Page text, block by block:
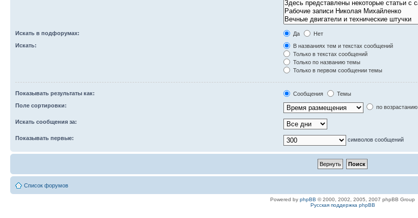
Искать в подфорумах: Да
Нет
Искать:
В названиях тем и текстах сообщений
Только в текстах сообщений
Только по названию темы
Только в первом сообщении темы
Показывать результаты как: Сообщения
Темы
Поле сортировки:
по возрастанию
Искать сообщения за:
Показывать первые: символов сообщений
Список форумов
Powered by phpBB © 2000, 2002, 2005, 2007 phpBB Group
Русская поддержка phpBB